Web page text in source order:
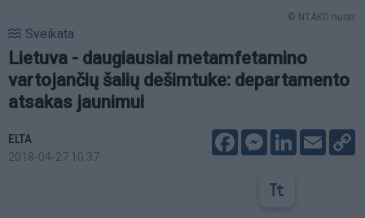
© NTAKD nuotr.
Sveikata
Lietuva - daugiausiai metamfetamino
vartojančių šalių dešimtuke: departamento
atsakas jaunimui
ELTA
2018-04-27 10:37
FacebookMessenger
LinkedIn
Email